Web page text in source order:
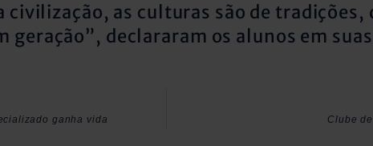
civilização, as culturas são de tradições,
geração”, declararam os alunos em
ganha vida Clube